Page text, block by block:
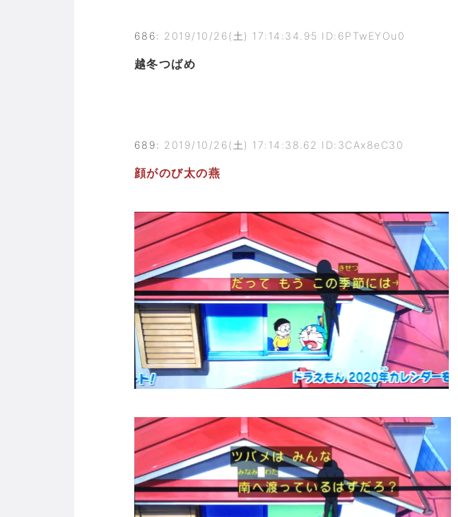
686: 2019/10/26(土) 17:14:34.95 ID:6PTwEYOu0
越冬つばめ
689: 2019/10/26(土) 17:14:38.62 ID:3CAx8eC30
顔がのび太の燕